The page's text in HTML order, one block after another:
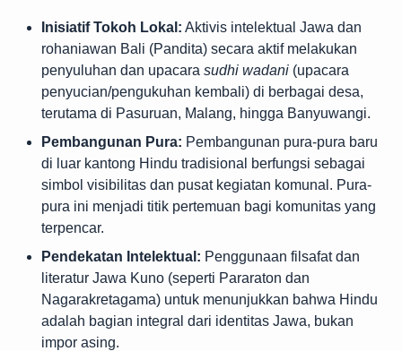
Inisiatif Tokoh Lokal: Aktivis intelektual Jawa dan
rohaniawan Bali (Pandita) secara aktif melakukan
penyuluhan dan upacara sudhi wadani (upacara
penyucian/pengukuhan kembali) di berbagai desa,
terutama di Pasuruan, Malang, hingga Banyuwangi.
Pembangunan Pura: Pembangunan pura-pura baru
di luar kantong Hindu tradisional berfungsi sebagai
simbol visibilitas dan pusat kegiatan komunal. Pura-
pura ini menjadi titik pertemuan bagi komunitas yang
terpencar.
Pendekatan Intelektual: Penggunaan filsafat dan
literatur Jawa Kuno (seperti Pararaton dan
Nagarakretagama) untuk menunjukkan bahwa Hindu
adalah bagian integral dari identitas Jawa, bukan
impor asing.